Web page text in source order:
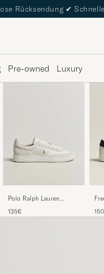
Rücksendung ✔
Pre-owned Luxury
Polo Ralph Lauren
Sneakers Bianco
135€